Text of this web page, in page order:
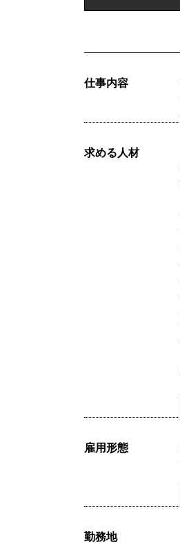
仕事内容
求める人材
雇用形態
勤務地